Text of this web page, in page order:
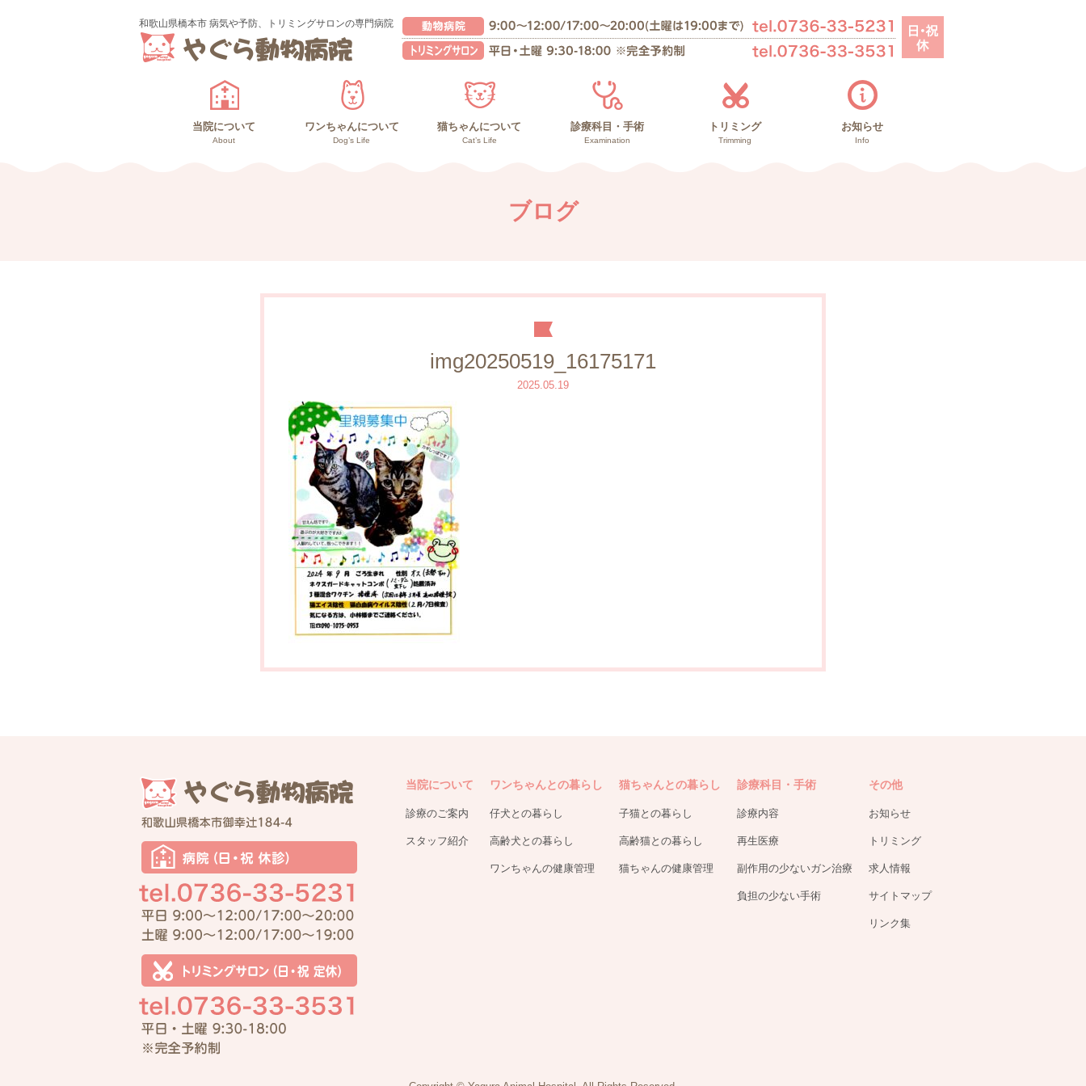
和歌山県橋本市 病気や予防、トリミングサロンの専門病院
当院について
About
ワンちゃんについて
Dog’s Life
猫ちゃんについて
Cat’s Life
診療科目・手術
Examination
トリミング
Trimming
お知らせ
Info
ブログ
img20250519_16175171
2025.05.19
当院について
診療のご案内
スタッフ紹介
ワンちゃんとの暮らし
仔犬との暮らし
高齢犬との暮らし
ワンちゃんの健康管理
猫ちゃんとの暮らし
子猫との暮らし
高齢猫との暮らし
猫ちゃんの健康管理
診療科目・手術
診療内容
再生医療
副作用の少ないガン治療
負担の少ない手術
その他
お知らせ
トリミング
求人情報
サイトマップ
リンク集